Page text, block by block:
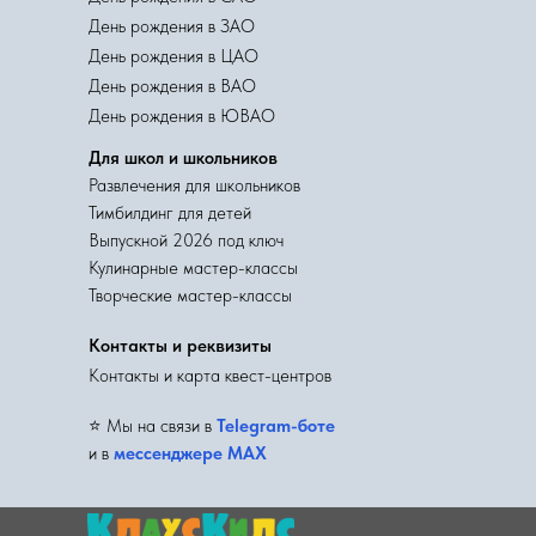
День рождения в ЗАО
День рождения в ЦАО
День рождения в ВАО
День рождения в ЮВАО
Развлечения для школьников
Тимбилдинг для детей
Выпускной 2026 под ключ
Творческие мастер-классы
Кулинарные мастер-классы
Для школ и школьников
Контакты и карта квест-центров
Контакты и реквизиты
⭐️ Мы на связи в Telegram-боте
и в мессенджере MAX